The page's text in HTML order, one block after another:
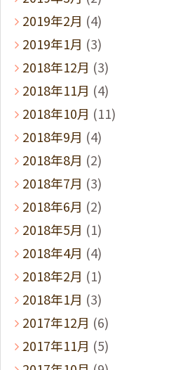
2019年2月 (4)
2019年1月 (3)
2018年12月 (3)
2018年11月 (4)
2018年10月 (11)
2018年9月 (4)
2018年8月 (2)
2018年7月 (3)
2018年6月 (2)
2018年5月 (1)
2018年4月 (4)
2018年2月 (1)
2018年1月 (3)
2017年12月 (6)
2017年11月 (5)